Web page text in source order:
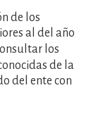
de los
al del año
los
de la
del ente con